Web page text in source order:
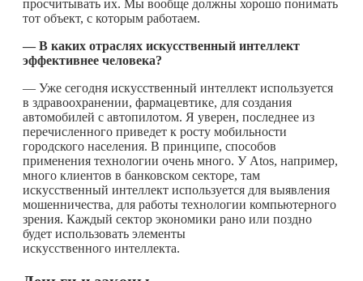
просчитывать их. Мы вообще должны хорошо понимать
тот объект, с которым работаем.
— В каких отраслях искусственный интеллект
эффективнее человека?
— Уже сегодня искусственный интеллект используется
в здравоохранении, фармацевтике, для создания
автомобилей с автопилотом. Я уверен, последнее из
перечисленного приведет к росту мобильности
городского населения. В принципе, способов
применения технологии очень много. У Atos, например,
много клиентов в банковском секторе, там
искусственный интеллект используется для выявления
мошенничества, для работы технологии компьютерного
зрения. Каждый сектор экономики рано или поздно
будет использовать элементы
искусственного интеллекта.